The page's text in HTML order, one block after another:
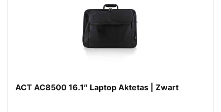
ACT AC8500 16.1″ Laptop Aktetas | Zwart